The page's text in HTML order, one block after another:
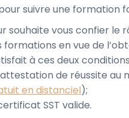
suivre une formation
souhaite vous confier le
en vue de
à ces deux
de réussite au
en distanciel);
SST valide.